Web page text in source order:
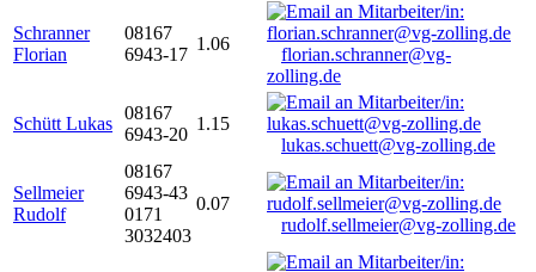
Schranner
Florian
08167
6943-17
1.06
florian.schranner@vg-
zolling.de
Schütt Lukas
08167
6943-20
1.15
lukas.schuett@vg-zolling.de
Sellmeier
Rudolf
08167
6943-43
0171
3032403
0.07
rudolf.sellmeier@vg-zolling.de